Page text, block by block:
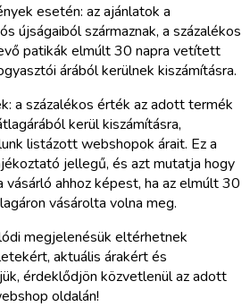
esetén: az ajánlatok a
újságaiból származnak, a százalékos
patikák elmúlt 30 napra vetített
árából kerülnek kiszámításra.
a százalékos érték az adott termék
kerül kiszámításra,
listázott webshopok árait. Ez a
jellegű, és azt mutatja hogy
ahhoz képest, ha az elmúlt 30
vásárolta volna meg.
megjelenésük eltérhetnek
aktuális árakért és
érdeklődjön közvetlenül az adott
oldalán!